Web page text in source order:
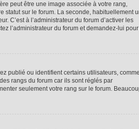
peut être une image associée à votre rang,
statut sur le forum. La seconde, habituellement
C’est à l’administrateur du forum d’activer les
l’administrateur du forum et demandez-lui pour
publié ou identifient certains utilisateurs, comme
rangs du forum car ils sont réglés par
seulement votre rang sur le forum.